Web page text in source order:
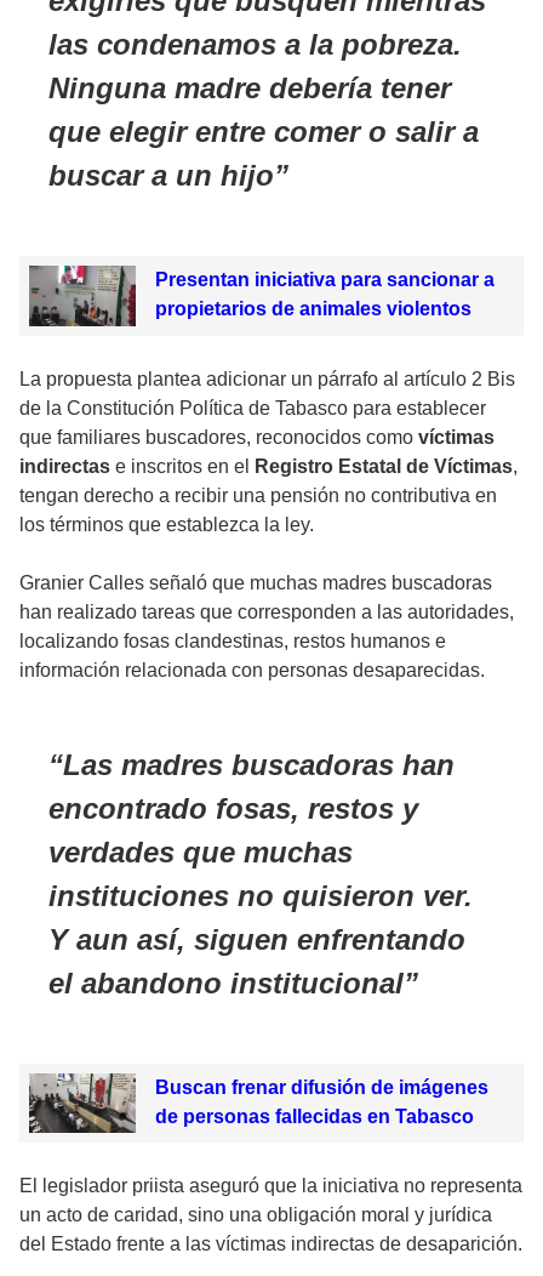
las condenamos a la pobreza.
Ninguna madre debería tener
que elegir entre comer o salir a
buscar a un hijo
Presentan iniciativa para sancionar a
propietarios de animales violentos
La propuesta plantea adicionar un párrafo al artículo 2 Bis
de la Constitución Política de Tabasco para establecer
que familiares buscadores, reconocidos como víctimas
indirectas e inscritos en el Registro Estatal de Víctimas,
tengan derecho a recibir una pensión no contributiva en
los términos que establezca la ley.
Granier Calles señaló que muchas madres buscadoras
han realizado tareas que corresponden a las autoridades,
localizando fosas clandestinas, restos humanos e
información relacionada con personas desaparecidas.
Las madres buscadoras han
encontrado fosas, restos y
verdades que muchas
instituciones no quisieron ver.
Y aun así, siguen enfrentando
el abandono institucional
Buscan frenar difusión de imágenes
de personas fallecidas en Tabasco
El legislador priista aseguró que la iniciativa no representa
un acto de caridad, sino una obligación moral y jurídica
del Estado frente a las víctimas indirectas de desaparición.